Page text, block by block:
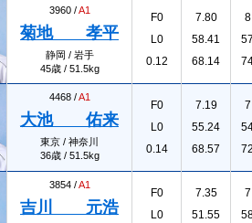
3960 /A1
菊地 孝平
静岡 / 岩手
45歳 / 51.5kg
F0
L0
0.12
7.80
58.41
68.14
4468 /A1
大池 佑来
東京 / 神奈川
36歳 / 51.5kg
F0
L0
0.14
7.19
55.24
68.57
3854 /A1
吉川 元浩
F0
L0
7.35
51.55